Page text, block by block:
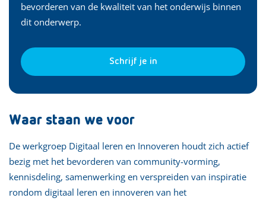
bevorderen van de kwaliteit van het onderwijs binnen
dit onderwerp.
Schrijf je in
Waar staan we voor
De werkgroep Digitaal leren en Innoveren houdt zich actief
bezig met het bevorderen van community-vorming,
kennisdeling, samenwerking en verspreiden van inspiratie
rondom digitaal leren en innoveren van het